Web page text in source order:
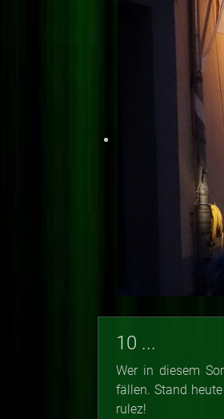
10 ...
Wer in diesem
fällen. Stand
rulez!